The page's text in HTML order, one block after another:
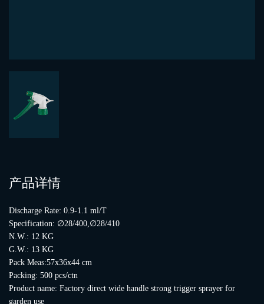
产品详情
Discharge Rate: 0.9-1.1 ml/T
Specification: ∅28/400,∅28/410
N.W.: 12 KG
G.W.: 13 KG
Pack Meas:57x36x44 cm
Packing: 500 pcs/ctn
Product name: Factory direct wide handle strong trigger sprayer for
garden use